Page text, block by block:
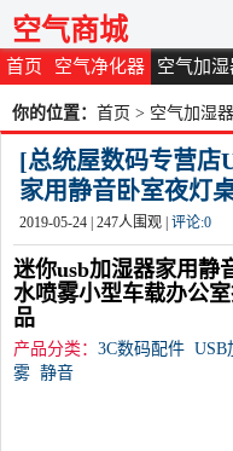
首页 空气净化器 空气加湿
空气商城
你的位置： 首页 > 空气加湿器
[总统屋数码专营店
家用静音卧室夜灯
2019-05-24 | 247人围观 | 评论:0
迷你usb加湿器家用静
水喷雾小型车载办公
品
产品分类： 3C数码配件 USB
雾 静音